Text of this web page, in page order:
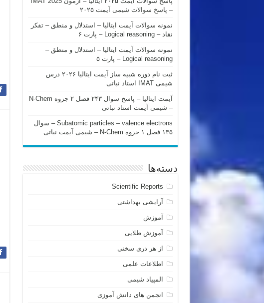
– پاسخ سوالات شیمی آیمت ۲۰۲۵
نمونه سوالات آیمت ایتالیا – استدلال و منطق – تفکر
نقاد – Logical reasoning – پارت ۶
نمونه سوالات آیمت ایتالیا – استدلال و منطق –
Logical reasoning – پارت ۵
ثبت نام دوره شبیه ساز آیمت ایتالیا ۲۰۲۶ درس
شیمی IMAT استاد نباتی
آیمت ایتالیا – پاسخ سوال ۲۴۳ فصل ۲ جزوه N-Chem
– شیمی آیمت استاد نباتی
Subatomic particles – valence electrons – سوال
۱۳۵ فصل ۱ جزوه N-Chem – شیمی آیمت نباتی
دسته‌ها
Scientific Reports
آرایشی بهداشتی
آموزش
آموزش طلایی
از هر دری سخنی
اطلاعات علمی
المپیاد شیمی
انجمن های دانش آموزی